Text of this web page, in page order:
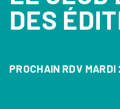
DES
PROCHAIN RDV MARDI